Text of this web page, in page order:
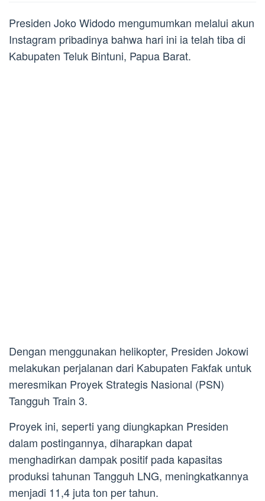
Presiden Joko Widodo mengumumkan melalui akun
Instagram pribadinya bahwa hari ini ia telah tiba di
Kabupaten Teluk Bintuni, Papua Barat.
Dengan menggunakan helikopter, Presiden Jokowi
melakukan perjalanan dari Kabupaten Fakfak untuk
meresmikan Proyek Strategis Nasional (PSN)
Tangguh Train 3.
Proyek ini, seperti yang diungkapkan Presiden
dalam postingannya, diharapkan dapat
menghadirkan dampak positif pada kapasitas
produksi tahunan Tangguh LNG, meningkatkannya
menjadi 11,4 juta ton per tahun.